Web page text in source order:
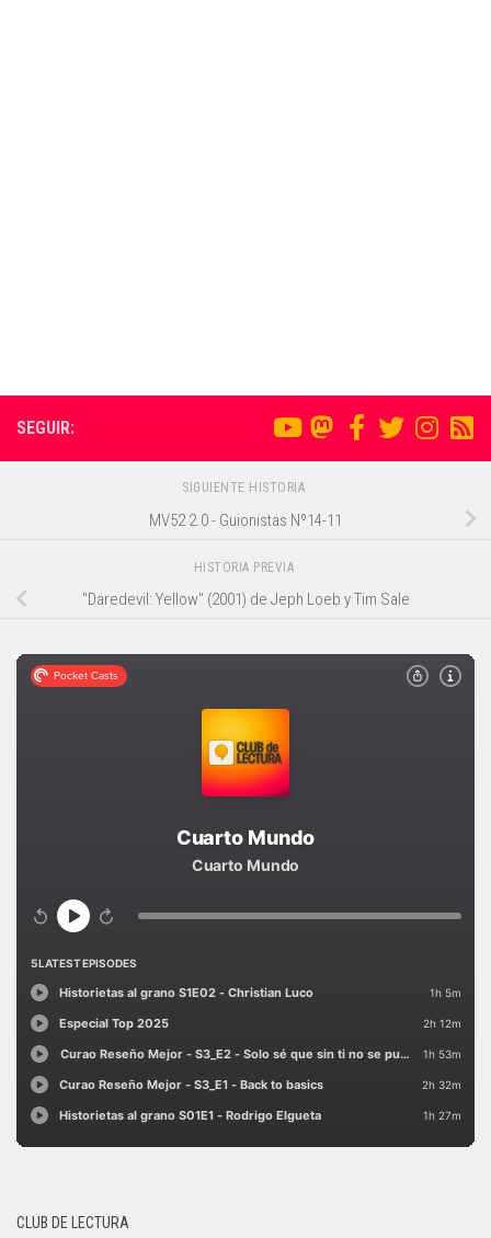
SEGUIR:
SIGUIENTE HISTORIA
MV52 2.0 - Guionistas Nº14-11
HISTORIA PREVIA
"Daredevil: Yellow" (2001) de Jeph Loeb y Tim Sale
CLUB DE LECTURA